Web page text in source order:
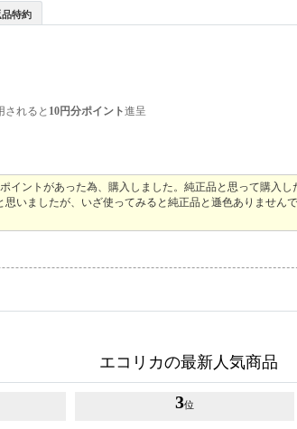
品特約
されると 10円分ポイント進呈
ントがあった為、購入しました。純正品と思って購入し
いましたが、いざ使ってみると純正品と遜色ありません
エコリカの最新人気商品
3位